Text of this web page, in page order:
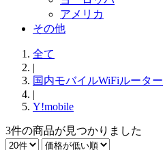
アメリカ
その他
全て
|
国内モバイルWiFiルーター
|
Y!mobile
3件の商品が見つかりました